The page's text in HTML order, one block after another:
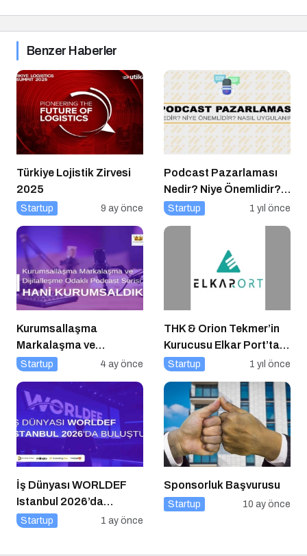
Benzer Haberler
Türkiye Lojistik Zirvesi
2025
Startup 9 ay önce
Podcast Pazarlaması
Nedir? Niye Önemlidir?
Podcast Pazarlaması
Startup 1 yıl önce
Kurumsallaşma
Markalaşma ve
Dijitalleşme Odaklı
Kurumsaldık
Startup 4 ay önce
THK & Orion Tekmer’in
Kurucusu Elkar Port’tan
Savunma Sanayii
Electronics’e Stratejik
Yatırım
Startup 1 yıl önce
İş Dünyası WORLDEF
Istanbul 2026’da
Buluştu
Startup 1 ay önce
Sponsorluk Başvurusu
Startup 10 ay önce